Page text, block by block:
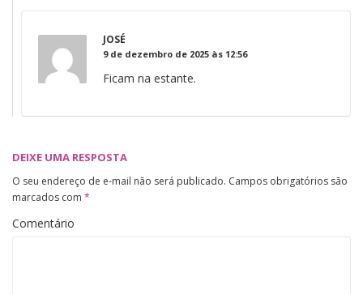
JOSÉ
9 de dezembro de 2025 às 12:56
Ficam na estante.
DEIXE UMA RESPOSTA
O seu endereço de e-mail não será publicado. Campos obrigatórios são
marcados com *
Comentário